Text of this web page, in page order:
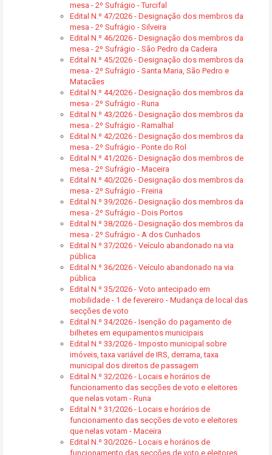
mesa - 2º Sufrágio - Turcifal
Edital N.º 47/2026 - Designação dos membros da
mesa - 2º Sufrágio - Silveira
Edital N.º 46/2026 - Designação dos membros da
mesa - 2º Sufrágio - São Pedro da Cadeira
Edital N.º 45/2026 - Designação dos membros da
mesa - 2º Sufrágio - Santa Maria, São Pedro e
Matacães
Edital N.º 44/2026 - Designação dos membros da
mesa - 2º Sufrágio - Runa
Edital N.º 43/2026 - Designação dos membros da
mesa - 2º Sufrágio - Ramalhal
Edital N.º 42/2026 - Designação dos membros da
mesa - 2º Sufrágio - Ponte do Rol
Edital N.º 41/2026 - Designação dos membros de
mesa - 2º Sufrágio - Maceira
Edital N.º 40/2026 - Designação dos membros da
mesa - 2º Sufrágio - Freiria
Edital N.º 39/2026 - Designação dos membros da
mesa - 2º Sufrágio - Dois Portos
Edital N.º 38/2026 - Designação dos membros da
mesa - 2º Sufrágio - A dos Cunhados
Edital N.º 37/2026 - Veículo abandonado na via
pública
Edital N.º 36/2026 - Veículo abandonado na via
pública
Edital N.º 35/2026 - Voto antecipado em
mobilidade - 1 de fevereiro - Mudança de local das
secções de voto
Edital N.º 34/2026 - Isenção do pagamento de
bilhetes em equipamentos municipais
Edital N.º 33/2026 - Imposto municipal sobre
imóveis, taxa variável de IRS, derrama, taxa
municipal dos direitos de passagem
Edital N.º 32/2026 - Locais e horários de
funcionamento das secções de voto e eleitores
que nelas votam - Runa
Edital N.º 31/2026 - Locais e horários de
funcionamento das secções de voto e eleitores
que nelas votam - Maceira
Edital N.º 30/2026 - Locais e horários de
funcionamento das secções de voto e eleitores